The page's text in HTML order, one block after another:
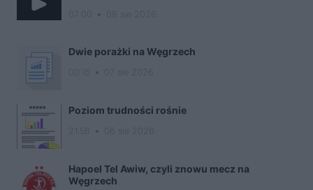
Dwie porażki na Węgrzech
Poziom trudności rośnie
Hapoel Tel Awiw, czyli znowu mecz na
Węgrzech